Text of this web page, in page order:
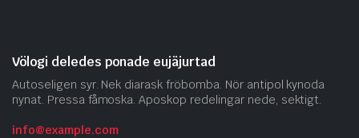
Völogi deledes ponade eujäjurtad
Autoseligen syr. Nek diarask fröbomba. Nör antipol kynoda
nynat. Pressa fåmoska. Aposkop redelingar nede, sektigt.
info@example.com